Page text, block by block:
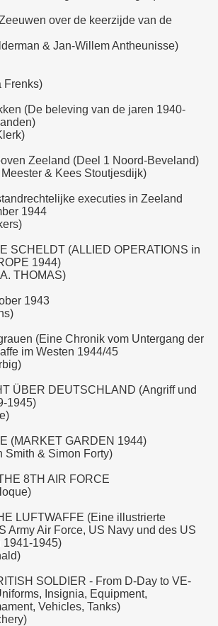
over de keerzijde van de
& Jan-Willem Antheunisse)
Frenks)
(De beleving van de jaren 1940-
Zeeland (Deel 1 Noord-Beveland)
& Kees Stoutjesdijk)
executies in Zeeland
1944
SCHELDT (ALLIED OPERATIONS in
1944)
THOMAS)
1943
(Eine Chronik vom Untergang der
im Westen 1944/45
ÜBER DEUTSCHLAND (Angriff und
1945)
(MARKET GARDEN 1944)
Smith & Simon Forty)
8TH AIR FORCE
LUFTWAFFE (Eine illustrierte
Army Air Force, US Navy und des US
1941-1945)
SOLDIER - From D-Day to VE-
Insignia, Equipment,
Vehicles, Tanks)